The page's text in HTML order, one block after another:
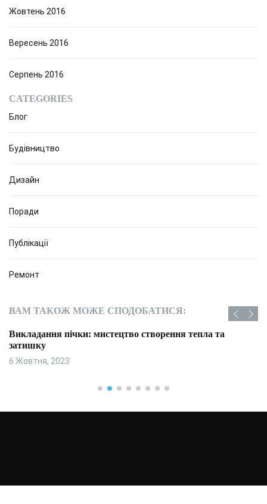
Жовтень 2016
Вересень 2016
Серпень 2016
CATEGORIES
Блог
Будівництво
Дизайн
Поради
Публікації
Ремонт
ВАМ ТАКОЖ МОЖЕ СПОДОБАТИСЯ:
Викладання пічки: мистецтво створення тепла та
затишку
6 Жовтня, 2023